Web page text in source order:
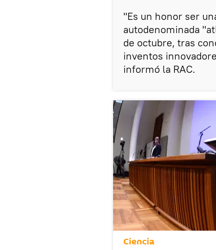
"Es un honor ser
autodenominada
de octubre, tras
inventos
informó la RAC.
Ciencia